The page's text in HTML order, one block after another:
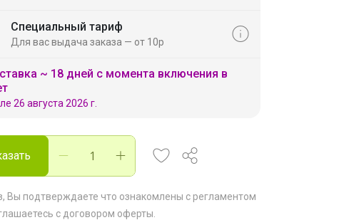
Специальный тариф
Для вас выдача заказа — от 10р
~ 18 дней с момента включения в
26 августа 2026 г.
Вы подтверждаете что ознакомлены с регламентом
с договором оферты